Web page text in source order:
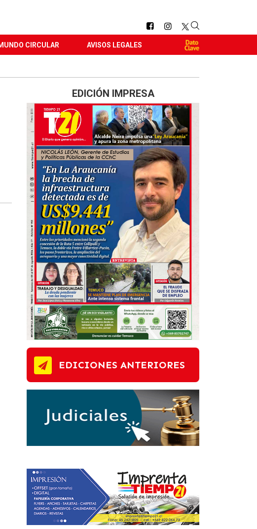
CIRCULAR AVISOS LEGALES
EDICIÓN IMPRESA
EDICIONES ANTERIORES